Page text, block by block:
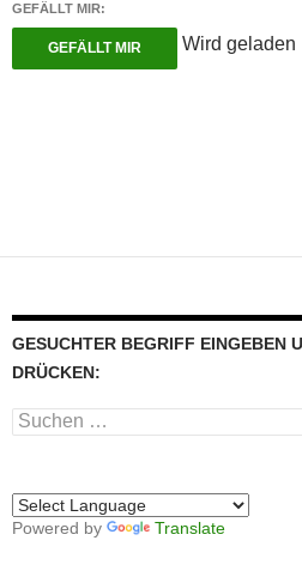
GEFÄLLT MIR:
GEFÄLLT MIR Wird
GESUCHTER BEGRIFF EINGEBEN
DRÜCKEN:
Suchen
nach:
Powered by Translate